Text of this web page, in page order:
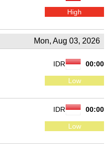
High
Mon, Aug 03, 2026
00:00
IDR
Low
00:00
IDR
Low